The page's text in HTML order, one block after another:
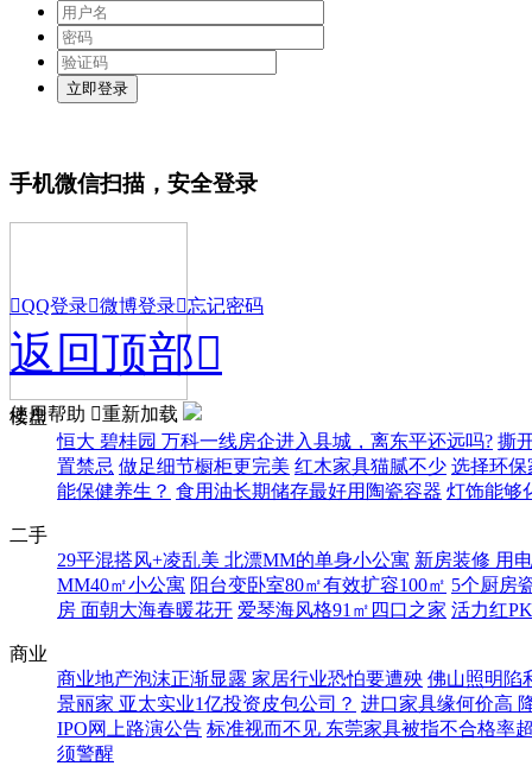
手机微信扫描，安全登录
使用帮助 重新加载
QQ登录微博登录忘记密码
返回顶部
楼盘
恒大 碧桂园 万科一线房企进入县城，离东平还远吗? 撕
置禁忌 做足细节橱柜更完美 红木家具猫腻不少 选择环保
能保健养生？ 食用油长期储存最好用陶瓷容器 灯饰能够
二手
29平混搭风+凌乱美 北漂MM的单身小公寓 新房装修 用
MM40㎡小公寓 阳台变卧室80㎡有效扩容100㎡ 5个厨房
房 面朝大海春暖花开 爱琴海风格91㎡四口之家 活力红
商业
商业地产泡沫正渐显露 家居行业恐怕要遭殃 佛山照明陷
景丽家 亚太实业1亿投资皮包公司？ 进口家具缘何价高
IPO网上路演公告 标准视而不见 东莞家具被指不合格率
须警醒